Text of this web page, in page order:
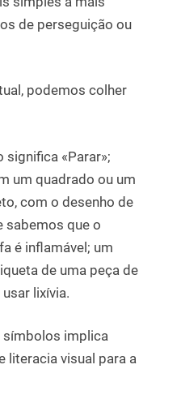
de perseguição ou
podemos colher
significa «Parar»;
um quadrado ou um
com o desenho de
sabemos que o
é inflamável; um
de uma peça de
lixívia.
símbolos implica
literacia visual para a